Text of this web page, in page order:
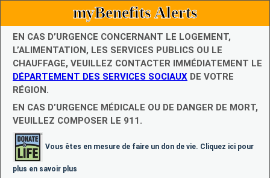
myBenefits Alerts
EN CAS D’URGENCE CONCERNANT LE LOGEMENT,
L’ALIMENTATION, LES SERVICES PUBLICS OU LE
CHAUFFAGE, VEUILLEZ CONTACTER IMMÉDIATEMENT LE
DÉPARTEMENT DES SERVICES SOCIAUX DE VOTRE
RÉGION.
EN CAS D’URGENCE MÉDICALE OU DE DANGER DE MORT,
VEUILLEZ COMPOSER LE 911.
Vous êtes en mesure de faire un don de vie. Cliquez ici pour
plus en savoir plus